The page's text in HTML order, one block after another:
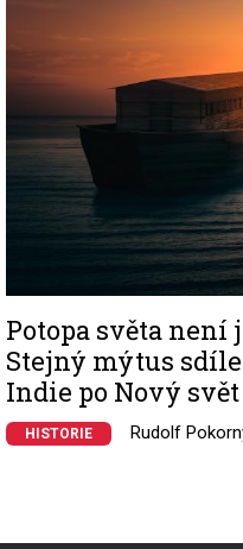
Potopa světa
Stejný mýtus
Indie po Nový svět
HISTORIE Rudolf